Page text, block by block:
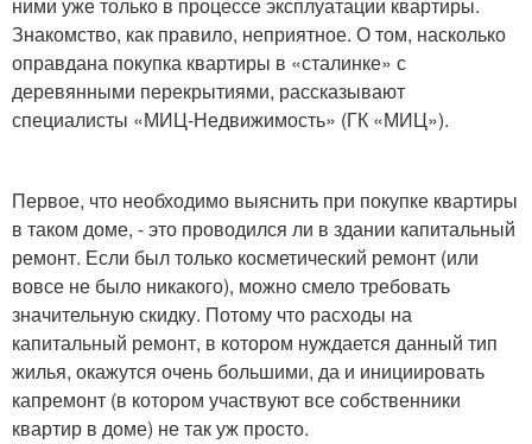
ними уже только в процессе эксплуатации квартиры.
Знакомство, как правило, неприятное. О том, насколько
оправдана покупка квартиры в «сталинке» с
деревянными перекрытиями, рассказывают
специалисты «МИЦ-Недвижимость» (ГК «МИЦ»).
Первое, что необходимо выяснить при покупке квартиры
в таком доме, - это проводился ли в здании капитальный
ремонт. Если был только косметический ремонт (или
вовсе не было никакого), можно смело требовать
значительную скидку. Потому что расходы на
капитальный ремонт, в котором нуждается данный тип
жилья, окажутся очень большими, да и инициировать
капремонт (в котором участвуют все собственники
квартир в доме) не так уж просто.